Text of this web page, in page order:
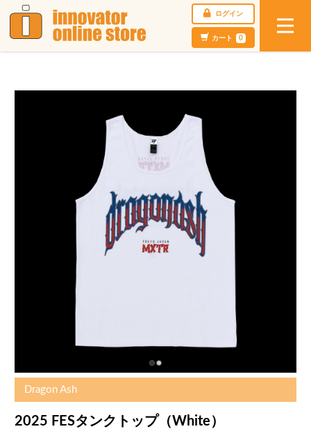
ログイン
カート 0
Dragon Ash
2025 FESタンクトップ（White）